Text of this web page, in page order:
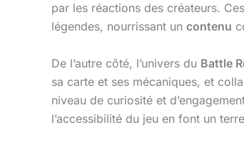
par les réactions des créateurs.
légendes, nourrissant un contenu
De l’autre côté, l’univers du Battle
sa carte et ses mécaniques, et
niveau de curiosité et
l’accessibilité du jeu en font un